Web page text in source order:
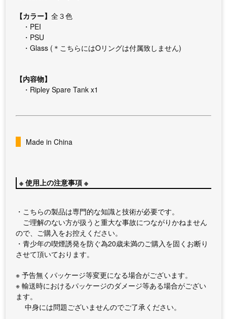
【カラー】全３色
・PEI
・PSU
・Glass (＊こちらにはOリングは付属致しません)
【内容物】
・Ripley Spare Tank x1
Made in China
※ 使用上の注意事項 ※
・こちらの製品は専門的な知識と技術が必要です。
ご理解のない方が扱うと重大な事故につながりかねません
ので、ご購入をお控えください。
・青少年の喫煙誘発を防ぐ為20歳未満のご購入を固くお断り
させて頂いております。
※ 予告無くパッケージ等変更になる場合がございます。
※ 輸送時におけるパッケージのダメージ等ある場合がござい
ます。
中身には問題ございませんのでご了承ください。